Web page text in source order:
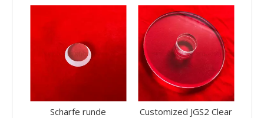
Scharfe runde
Customized JGS2 Clear
1-10